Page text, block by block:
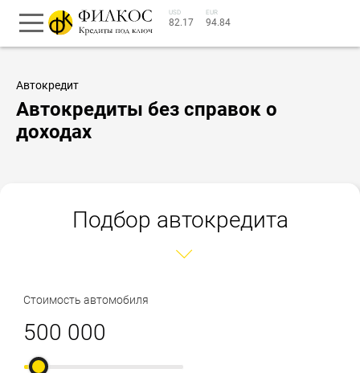
USD
82.17
EUR
94.84
Автокредит
Автокредиты без справок о
доходах
Подбор автокредита
Стоимость автомобиля